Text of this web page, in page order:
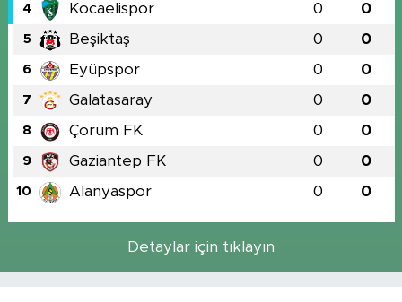
4 Kocaelispor 0 0
5 Beşiktaş 0 0
6 Eyüpspor 0 0
7 Galatasaray 0 0
8 Çorum FK 0 0
9 Gaziantep FK 0 0
10 Alanyaspor 0 0
Detaylar için tıklayın